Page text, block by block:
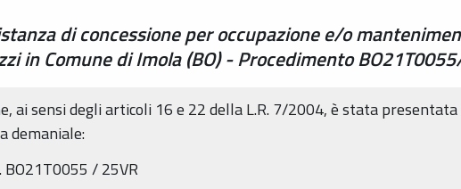
di concessione per occupazione e/o
in Comune di Imola (BO) - Procedimento
ai sensi degli articoli 16 e 22 della L.R. 7/2004, è stata
demaniale:
/ 25VR